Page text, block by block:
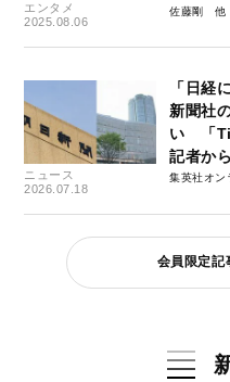
エンタメ
2025.08.06
佐藤剛
ニュース
2026.07.18
「日経
新聞社
い 「
記者か
集英社オン
会員限定記